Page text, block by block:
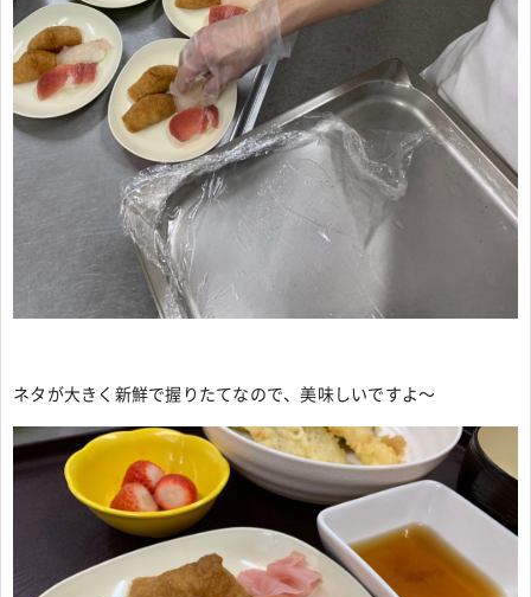
ネタが大きく新鮮で握りたてなので、美味しいですよ～